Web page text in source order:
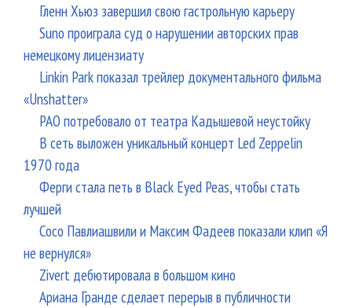
Гленн Хьюз завершил свою гастрольную карьеру
Suno проиграла суд о нарушении авторских прав
немецкому лицензиату
Linkin Park показал трейлер документального фильма
«Unshatter»
РАО потребовало от театра Кадышевой неустойку
В сеть выложен уникальный концерт Led Zeppelin
1970 года
Ферги стала петь в Black Eyed Peas, чтобы стать
лучшей
Сосо Павлиашвили и Максим Фадеев показали клип «Я
не вернулся»
Zivert дебютировала в большом кино
Ариана Гранде сделает перерыв в публичности